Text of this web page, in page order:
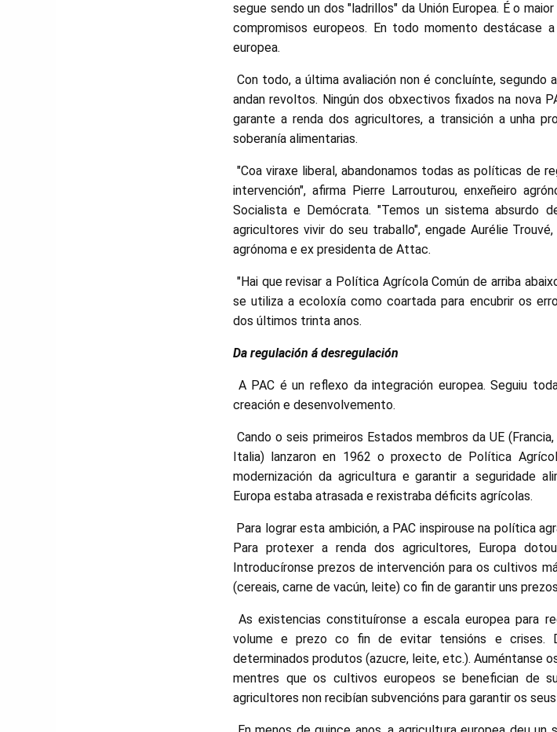
segue sendo un dos "ladrillos" da Unión Europea. É o
compromisos europeos. En todo momento destácase
europea.
Con todo, a última avaliación non é concluínte,
andan revoltos. Ningún dos obxectivos fixados na nova
garante a renda dos agricultores, a transición a unha
soberanía alimentarias.
"Coa viraxe liberal, abandonamos todas as políticas de
intervención", afirma Pierre Larrouturou, enxeñeiro
Socialista e Demócrata. "Temos un sistema absurdo
agricultores vivir do seu traballo", engade Aurélie
agrónoma e ex presidenta de Attac.
"Hai que revisar a Política Agrícola Común de arriba
se utiliza a ecoloxía como coartada para encubrir os
dos últimos trinta anos.
Da regulación á desregulación
A PAC é un reflexo da integración europea. Seguiu
creación e desenvolvemento.
Cando o seis primeiros Estados membros da UE
Italia) lanzaron en 1962 o proxecto de Política
modernización da agricultura e garantir a seguridade
Europa estaba atrasada e rexistraba déficits agrícolas.
Para lograr esta ambición, a PAC inspirouse na política
Para protexer a renda dos agricultores, Europa
Introducíronse prezos de intervención para os cultivos
(cereais, carne de vacún, leite) co fin de garantir uns
As existencias constituíronse a escala europea para
volume e prezo co fin de evitar tensións e crises.
determinados produtos (azucre, leite, etc.). Auméntanse
mentres que os cultivos europeos se benefician de
agricultores non recibían subvencións para garantir os